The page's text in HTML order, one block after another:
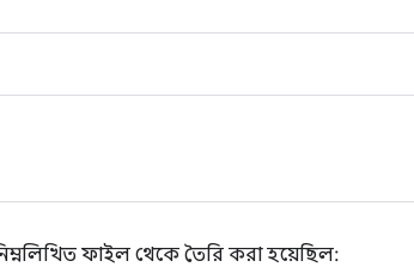
ফাইল থেকে তৈরি করা হয়েছিল: